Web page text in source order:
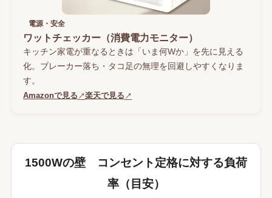
電源・安全
ワットチェッカー（消費電力モニター）
キッチン家電が重なるときは「いま何Wか」を先に見える
化。ブレーカー落ち・タコ足の無理を回避しやすくなりま
す。
Amazonで見る ↗楽天で見る ↗
1500Wの壁 コンセント定格に対する負荷
率（目安）